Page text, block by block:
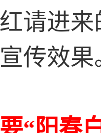
请进
传效果
“阳春